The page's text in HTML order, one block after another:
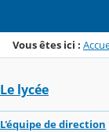
Vous êtes ici :
Le lycée
L'équipe de direction